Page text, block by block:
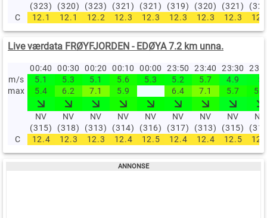
(323)
(320)
(323)
(321)
(321)
(319)
(320)
(321)
C
12.1 12.1 12.2 12.3 12.3 12.3 12.3 12.3
Live værdata FRØYFJORDEN - EDØYA 7.2 km unna.
00:40 00:30 00:20 00:10 00:00 23:50 23:40 23:30
m/s
5.1 5.3 5.1 5.6 5.3 5.2 5.7 4.9
5
max
5.4 6.2 7.1 5.9 6.4 7.1 5.7 5.5
NV
(315)
NV
(318)
NV
(313)
NV
(314)
NV
(316)
NV
(317)
NV
(313)
NV
(315)
NV
C
12.4 12.3 12.3 12.4 12.5 12.4 12.4 12.5